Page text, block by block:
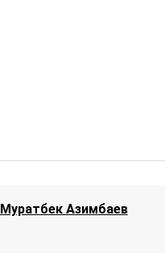
Муратбек Азимбаев